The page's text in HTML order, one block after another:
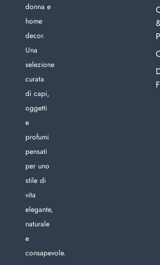
donna e
home
decor.
Una
selezione
curata
di capi,
oggetti
e
profumi
pensati
per uno
stile di
vita
elegante,
naturale
e
consapevole.